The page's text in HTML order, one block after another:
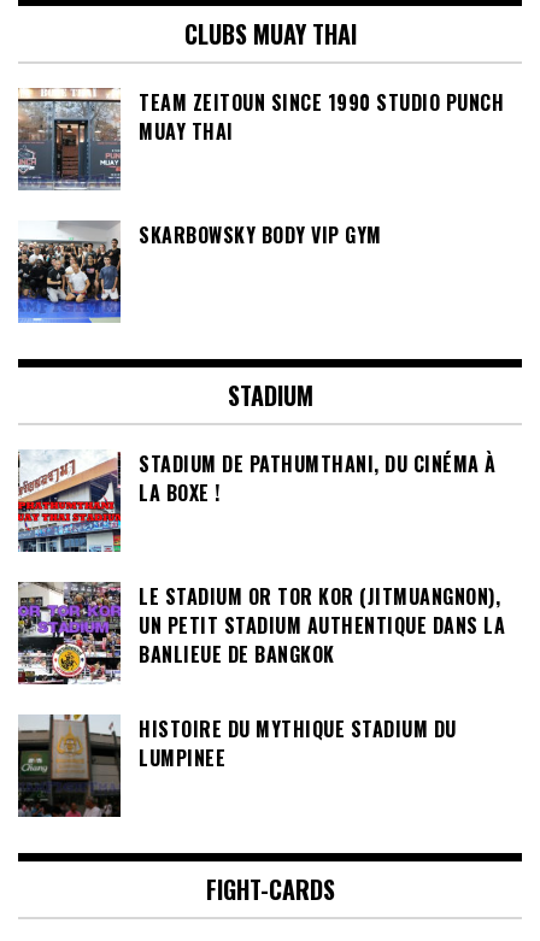
CLUBS MUAY THAI
TEAM ZEITOUN SINCE 1990 STUDIO PUNCH
MUAY THAI
SKARBOWSKY BODY VIP GYM
STADIUM
STADIUM DE PATHUMTHANI, DU CINÉMA À
LA BOXE !
LE STADIUM OR TOR KOR (JITMUANGNON),
UN PETIT STADIUM AUTHENTIQUE DANS LA
BANLIEUE DE BANGKOK
HISTOIRE DU MYTHIQUE STADIUM DU
LUMPINEE
FIGHT-CARDS